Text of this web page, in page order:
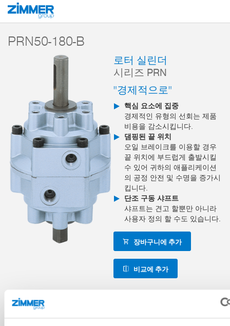
시작 제품
PRN50-180-B
로터 실린더
시리즈 PRN
"경제적으로"
핵심 요소에 집중
경제적인 유형의 선회는 제품
비용을 감소시킵니다.
댐핑된 끝 위치
오일 브레이크를 이용할 경우
끝 위치에 부드럽게 출발시킬
수 있어 귀하의 애플리케이션
의 공정 안전 및 수명을 증가시
킵니다.
단조 구동 샤프트
샤프트는 견고 할뿐만 아니라
사용자 정의 할 수도 있습니다.
장바구니에 추가
비교에 추가
장비/옵션